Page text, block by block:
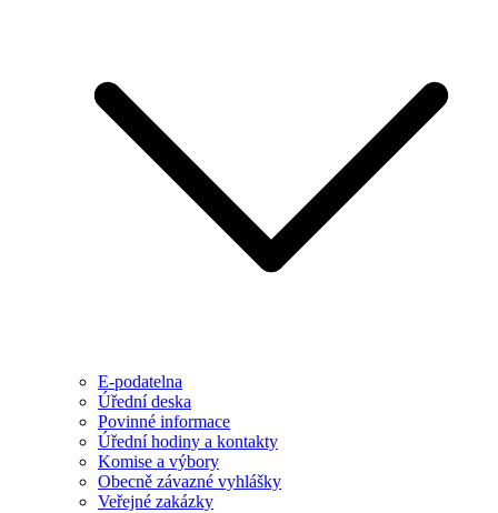
E-podatelna
Úřední deska
Povinné informace
Úřední hodiny a kontakty
Komise a výbory
Obecně závazné vyhlášky
Veřejné zakázky